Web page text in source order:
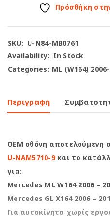
Πρόσθήκη
SKU: U-N84-MB0761
Availability: In Stock
Categories: ML (W164)
Περιγραφή
OEM οθόνη αποτελούμενη
U-NAM5710-9και το
για:
Mercedes ML W164 2006 –
Mercedes GL X164 2006 –
Για αυτοκίνητα χωρίς